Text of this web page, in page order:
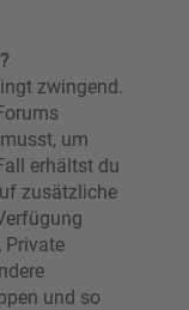
zwingend.
um
erhältst du
zusätzliche
Private
und so